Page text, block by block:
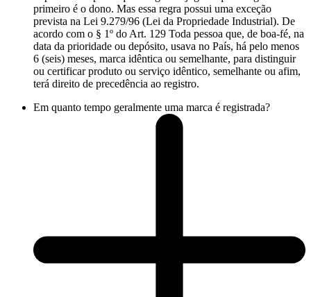
primeiro é o dono. Mas essa regra possui uma exceção
prevista na Lei 9.279/96 (Lei da Propriedade Industrial). De
acordo com o § 1º do Art. 129 Toda pessoa que, de boa-fé, na
data da prioridade ou depósito, usava no País, há pelo menos
6 (seis) meses, marca idêntica ou semelhante, para distinguir
ou certificar produto ou serviço idêntico, semelhante ou afim,
terá direito de precedência ao registro.
Em quanto tempo geralmente uma marca é registrada?